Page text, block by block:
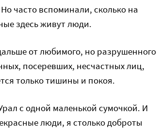
часто вспоминали, сколько на
здесь живут люди.
от любимого, но разрушенного
посеревших, несчастных лиц,
только тишины и покоя.
с одной маленькой сумочкой. И
люди, я столько доброты